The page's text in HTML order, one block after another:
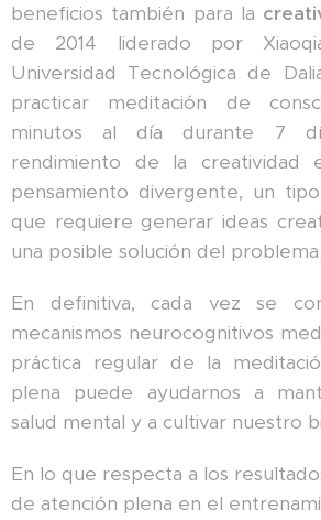
beneficios también para la
de 2014 liderado por
Universidad Tecnológica de
practicar meditación de
minutos al día durante 7
rendimiento de la creatividad
pensamiento divergente, un
que requiere generar ideas
una posible solución del problema.
En definitiva, cada vez se
mecanismos neurocognitivos
práctica regular de la
plena puede ayudarnos a
salud mental y a cultivar nuestro
En lo que respecta a los
de atención plena en el